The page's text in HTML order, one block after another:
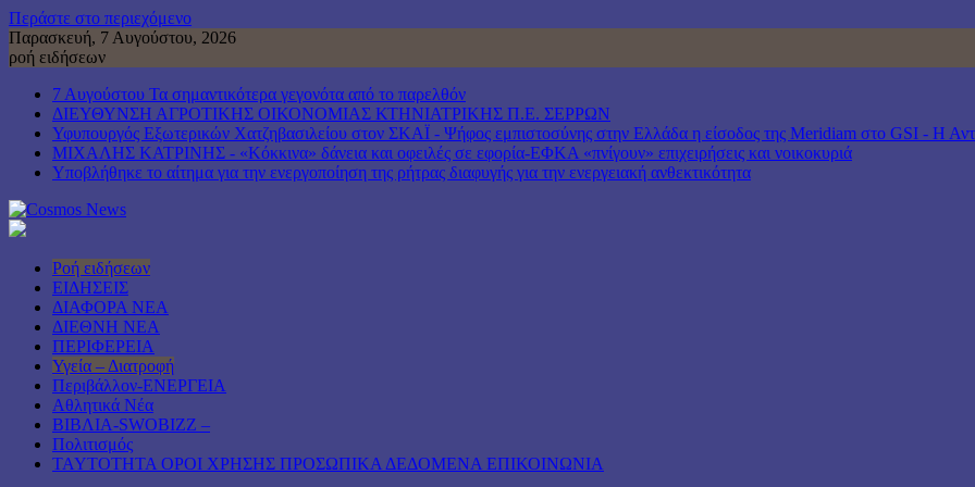
Περάστε στο περιεχόμενο
Παρασκευή, 7 Αυγούστου, 2026
ροή ειδήσεων
7 Αυγούστου Τα σημαντικότερα γεγονότα από το παρελθόν
ΔΙΕΥΘΥΝΣΗ ΑΓΡΟΤΙΚΗΣ ΟΙΚΟΝΟΜΙΑΣ ΚΤΗΝΙΑΤΡΙΚΗΣ Π.Ε. ΣΕΡΡΩΝ
Υφυπουργός Εξωτερικών Χατζηβασιλείου στον ΣΚΑΪ - Ψήφος εμπιστοσύνης στην Ελλάδα η είσοδος της Meridiam στο GSI - Η
ΜΙΧΑΛΗΣ ΚΑΤΡΙΝΗΣ - «Κόκκινα» δάνεια και οφειλές σε εφορία-ΕΦΚΑ «πνίγουν» επιχειρήσεις και νοικοκυριά
Υποβλήθηκε το αίτημα για την ενεργοποίηση της ρήτρας διαφυγής για την ενεργειακή ανθεκτικότητα
Ροή ειδήσεων
ΕΙΔΗΣΕΙΣ
ΔΙΑΦΟΡΑ ΝΕΑ
ΔΙΕΘΝΗ ΝΕΑ
ΠΕΡΙΦΕΡΕΙΑ
Υγεία – Διατροφή
Περιβάλλον-ΕΝΕΡΓΕΙΑ
Αθλητικά Νέα
ΒΙΒΛΙΑ-SWOBIZZ –
Πολιτισμός
TAYTOTHTA ΟΡΟΙ ΧΡΗΣΗΣ ΠΡΟΣΩΠΙΚΑ ΔΕΔΟΜΕΝΑ ΕΠΙΚΟΙΝΩΝΙΑ